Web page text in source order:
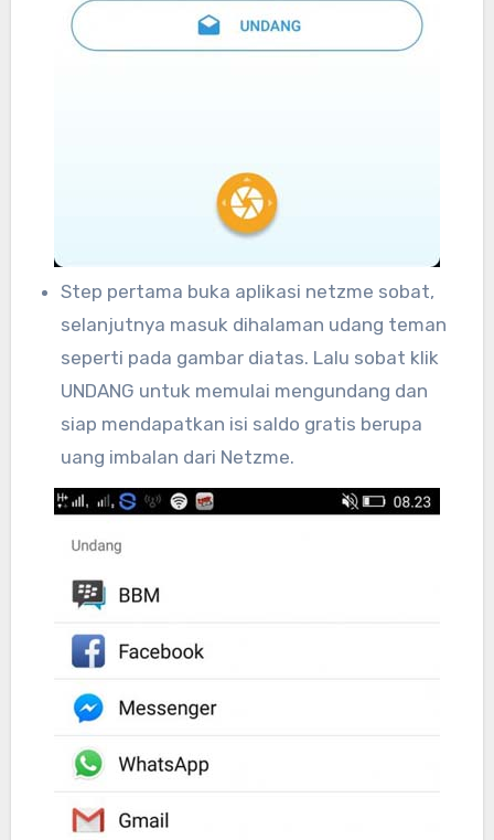
Step pertama buka aplikasi netzme sobat,
selanjutnya masuk dihalaman udang teman
seperti pada gambar diatas. Lalu sobat klik
UNDANG untuk memulai mengundang dan
siap mendapatkan isi saldo gratis berupa
uang imbalan dari Netzme.